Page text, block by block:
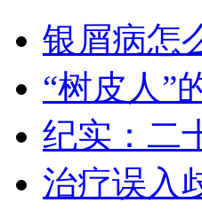
银屑病怎
“树皮人”
纪实：二
治疗误入